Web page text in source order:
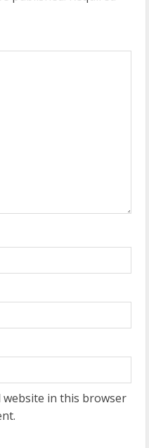
website in this browser